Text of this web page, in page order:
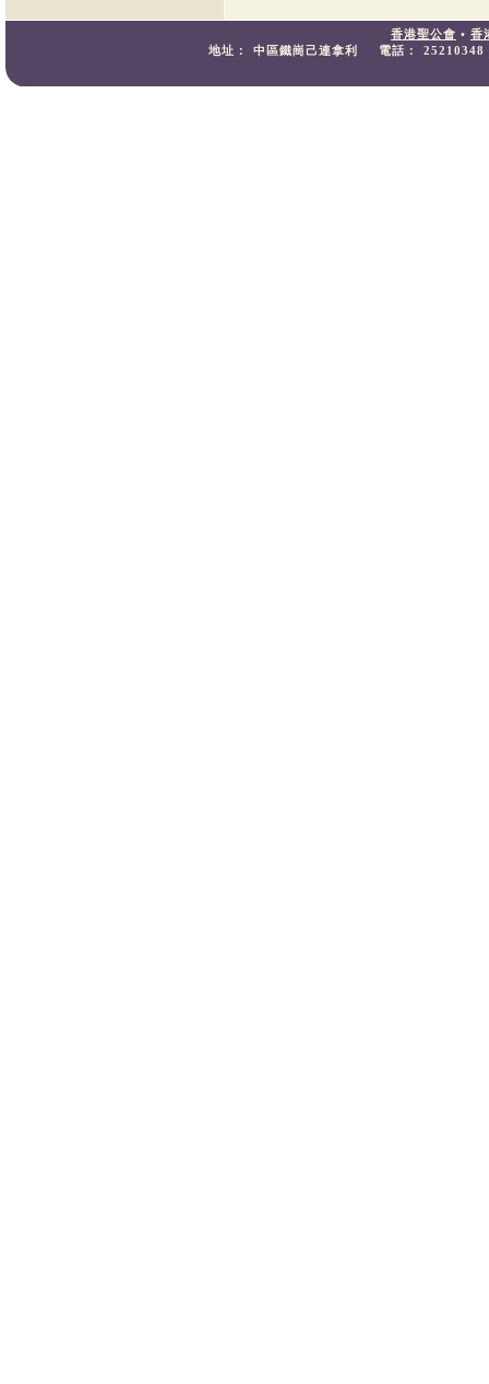
香港聖公會 • 香
地址：
中區鐵崗己連拿利 電話： 25210348